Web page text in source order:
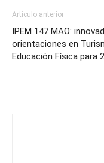
Artículo anterior
IPEM 147 MAO:
orientaciones en
Educación Física para